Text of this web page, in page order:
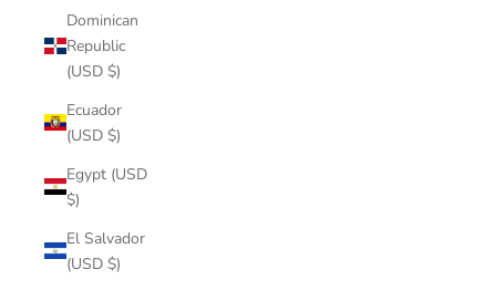
Dominican
Republic
(USD $)
Ecuador
(USD $)
Egypt (USD
$)
El Salvador
(USD $)